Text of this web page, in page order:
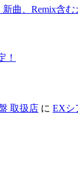
曲、Remix含
！
取扱店 に EXシ